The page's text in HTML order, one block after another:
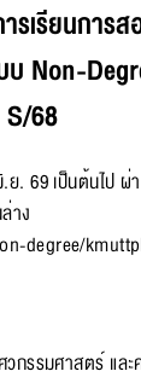
รเรียนการ
Non-
68
ย. 69 เป็นต้นไป ผ่
าง
degree/
กรรมศาสตร์ แล